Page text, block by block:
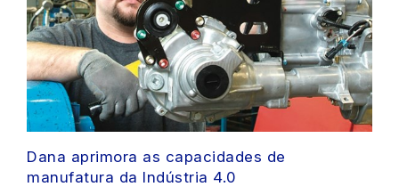
Dana aprimora as capacidades de
manufatura da Indústria 4.0